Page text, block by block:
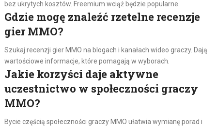
bez ukrytych kosztów. Freemium wciąż będzie popularne.
Gdzie mogę znaleźć rzetelne recenzje
gier MMO?
Szukaj recenzji gier MMO na blogach i kanałach wideo graczy. Dają
wartościowe informacje, które pomagają w wyborach.
Jakie korzyści daje aktywne
uczestnictwo w społeczności graczy
MMO?
Bycie częścią społeczności graczy MMO ułatwia wymianę porad i